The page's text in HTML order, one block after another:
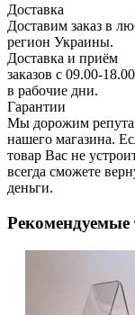
Доставка
Доставим заказ в
регион Украины.
Доставка и приём
заказов с 09.00-18.00
в рабочие дни.
Гарантии
Мы дорожим
нашего магазина.
товар Вас не
всегда сможете
деньги.